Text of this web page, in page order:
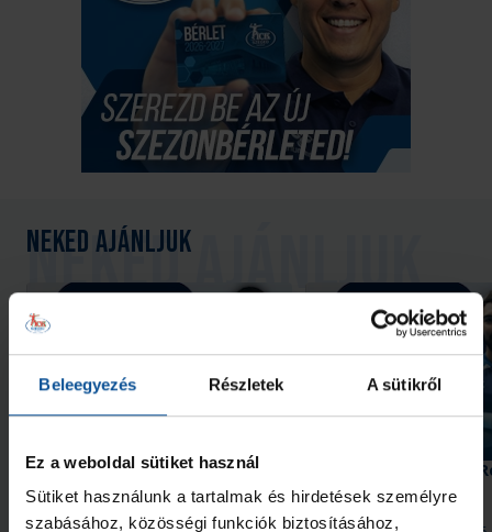
Beleegyezés Részletek A sütikről
Ez a weboldal sütiket használ
Sütiket használunk a tartalmak és hirdetések személyre
szabásához, közösségi funkciók biztosításához,
Neked ajánljuk
59. #kékek podcast Radvánszki
Attilával
58. #kékek podcast –
Miklóssal